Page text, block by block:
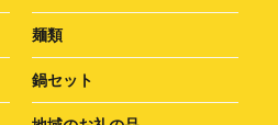
麺類
鍋セット